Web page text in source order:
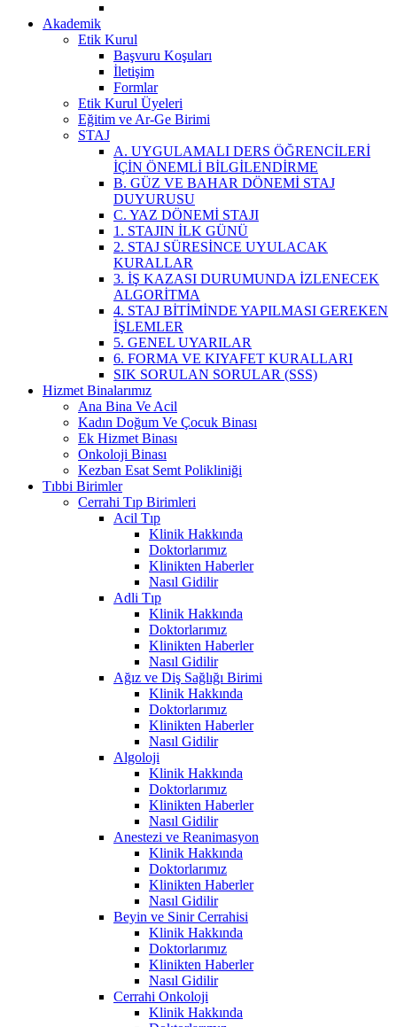
Akademik
Etik Kurul
Başvuru Koşuları
İletişim
Formlar
Etik Kurul Üyeleri
Eğitim ve Ar-Ge Birimi
STAJ
A. UYGULAMALI DERS ÖĞRENCİLERİ
İÇİN ÖNEMLİ BİLGİLENDİRME
B. GÜZ VE BAHAR DÖNEMİ STAJ
DUYURUSU
C. YAZ DÖNEMİ STAJI
1. STAJIN İLK GÜNÜ
2. STAJ SÜRESİNCE UYULACAK
KURALLAR
3. İŞ KAZASI DURUMUNDA İZLENECEK
ALGORİTMA
4. STAJ BİTİMİNDE YAPILMASI GEREKEN
İŞLEMLER
5. GENEL UYARILAR
6. FORMA VE KIYAFET KURALLARI
SIK SORULAN SORULAR (SSS)
Hizmet Binalarımız
Ana Bina Ve Acil
Kadın Doğum Ve Çocuk Binası
Ek Hizmet Binası
Onkoloji Binası
Kezban Esat Semt Polikliniği
Tıbbi Birimler
Cerrahi Tıp Birimleri
Acil Tıp
Klinik Hakkında
Doktorlarımız
Klinikten Haberler
Nasıl Gidilir
Adli Tıp
Klinik Hakkında
Doktorlarımız
Klinikten Haberler
Nasıl Gidilir
Ağız ve Diş Sağlığı Birimi
Klinik Hakkında
Doktorlarımız
Klinikten Haberler
Nasıl Gidilir
Algoloji
Klinik Hakkında
Doktorlarımız
Klinikten Haberler
Nasıl Gidilir
Anestezi ve Reanimasyon
Klinik Hakkında
Doktorlarımız
Klinikten Haberler
Nasıl Gidilir
Beyin ve Sinir Cerrahisi
Klinik Hakkında
Doktorlarımız
Klinikten Haberler
Nasıl Gidilir
Cerrahi Onkoloji
Klinik Hakkında